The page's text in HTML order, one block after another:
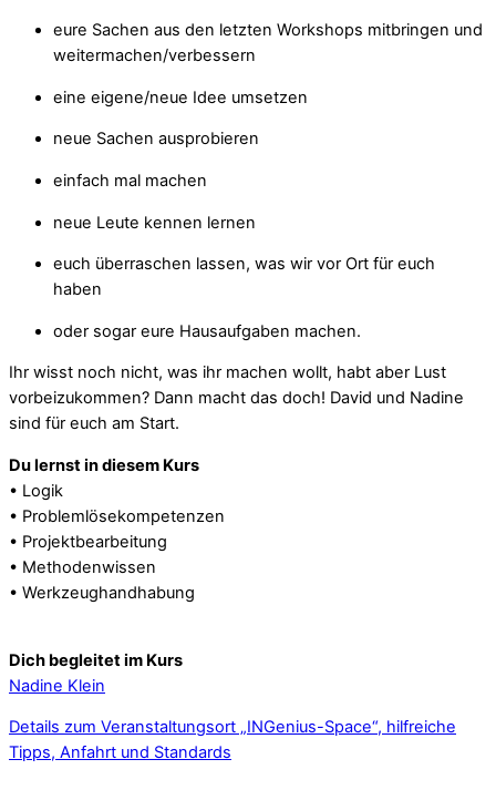
eure Sachen aus den letzten Workshops mitbringen und
weitermachen/verbessern
eine eigene/neue Idee umsetzen
neue Sachen ausprobieren
einfach mal machen
neue Leute kennen lernen
euch überraschen lassen, was wir vor Ort für euch
haben
oder sogar eure Hausaufgaben machen.
Ihr wisst noch nicht, was ihr machen wollt, habt aber Lust
vorbeizukommen? Dann macht das doch! David und Nadine
sind für euch am Start.
Du lernst in diesem Kurs
• Logik
• Problemlösekompetenzen
• Projektbearbeitung
• Methodenwissen
• Werkzeughandhabung
Dich begleitet im Kurs
Nadine Klein
Details zum Veranstaltungsort „INGenius-Space“, hilfreiche
Tipps, Anfahrt und Standards